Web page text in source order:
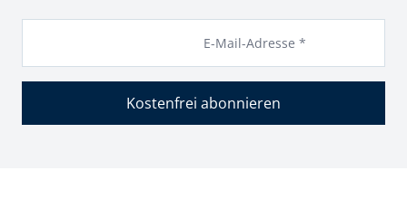
E-Mail-Adresse *
Kostenfrei abonnieren